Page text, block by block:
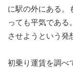
に駅の外にある。
っても平気である
させようという発
初乗り運賃を調べ